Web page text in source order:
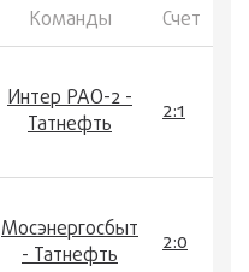
Команды Счет
Интер РАО-2 -
Татнефть
2:1
Мосэнергосбыт
- Татнефть
2:0